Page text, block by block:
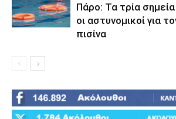
Πάρο: Τα τρία
οι αστυνομικοί για
πισίνα